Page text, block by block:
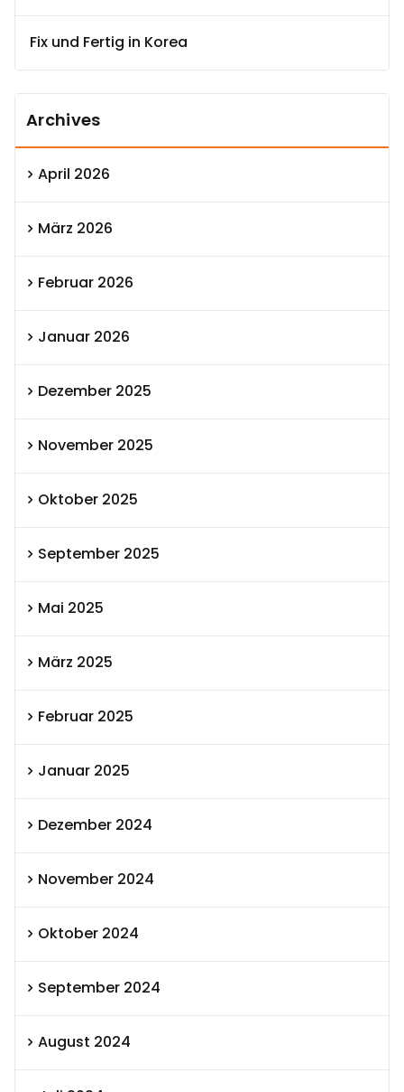
Fix und Fertig in Korea
Archives
April 2026
März 2026
Februar 2026
Januar 2026
Dezember 2025
November 2025
Oktober 2025
September 2025
Mai 2025
März 2025
Februar 2025
Januar 2025
Dezember 2024
November 2024
Oktober 2024
September 2024
August 2024